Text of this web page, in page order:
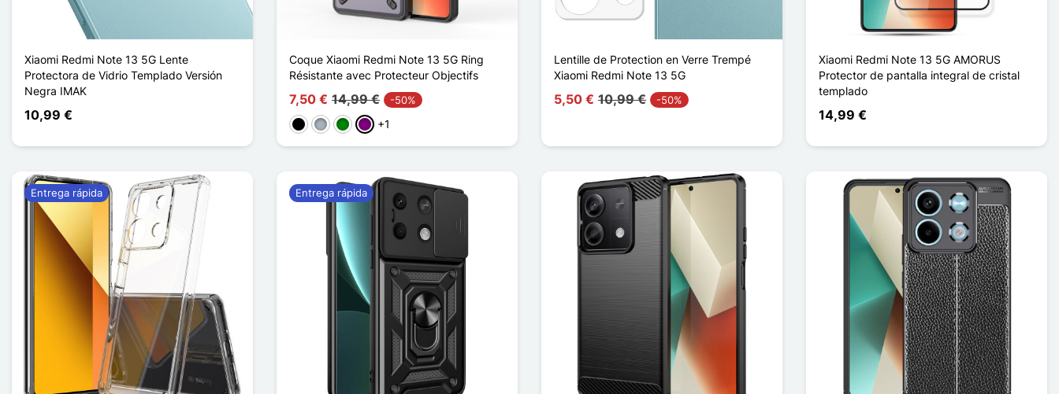
Xiaomi Redmi Note 13 5G Lente
Protectora de Vidrio Templado Versión
Negra IMAK
10,99 €
Coque Xiaomi Redmi Note 13 5G Ring
Résistante avec Protecteur Objectifs
7,50 € 14,99 € -50%
NegroGris VerdePúrpura
+1
Lentille de Protection en Verre Trempé
Xiaomi Redmi Note 13 5G
5,50 € 10,99 € -50%
Xiaomi Redmi Note 13 5G AMORUS
Protector de pantalla integral de cristal
templado
14,99 €
Entrega rápida Entrega rápida